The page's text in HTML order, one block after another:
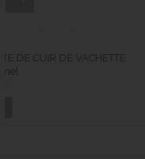
CEINTURE FEMME